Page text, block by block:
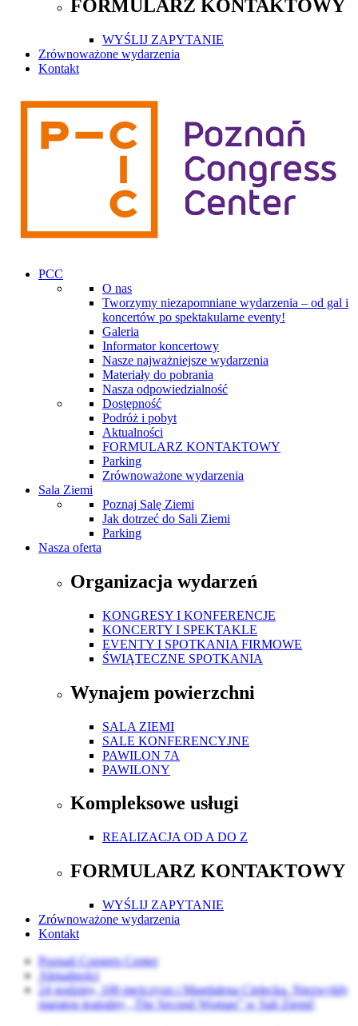
FORMULARZ KONTAKTOWY
WYŚLIJ ZAPYTANIE
Zrównoważone wydarzenia
Kontakt
PCC
O nas
Tworzymy niezapomniane wydarzenia – od gal i
koncertów po spektakularne eventy!
Galeria
Informator koncertowy
Nasze najważniejsze wydarzenia
Materiały do pobrania
Nasza odpowiedzialność
Dostępność
Podróż i pobyt
Aktualności
FORMULARZ KONTAKTOWY
Parking
Zrównoważone wydarzenia
Sala Ziemi
Poznaj Salę Ziemi
Jak dotrzeć do Sali Ziemi
Parking
Nasza oferta
Organizacja wydarzeń
KONGRESY I KONFERENCJE
KONCERTY I SPEKTAKLE
EVENTY I SPOTKANIA FIRMOWE
ŚWIĄTECZNE SPOTKANIA
Wynajem powierzchni
SALA ZIEMI
SALE KONFERENCYJNE
PAWILON 7A
PAWILONY
Kompleksowe usługi
REALIZACJA OD A DO Z
FORMULARZ KONTAKTOWY
WYŚLIJ ZAPYTANIE
Zrównoważone wydarzenia
Kontakt
Poznań Congres Center
Aktualności
24 godziny, 100 mężczyzn i Magdalena Cielecka. Niezwykły
maraton teatralny „The Second Woman” w Sali Ziemi!